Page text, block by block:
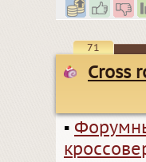
71
Cross
▪